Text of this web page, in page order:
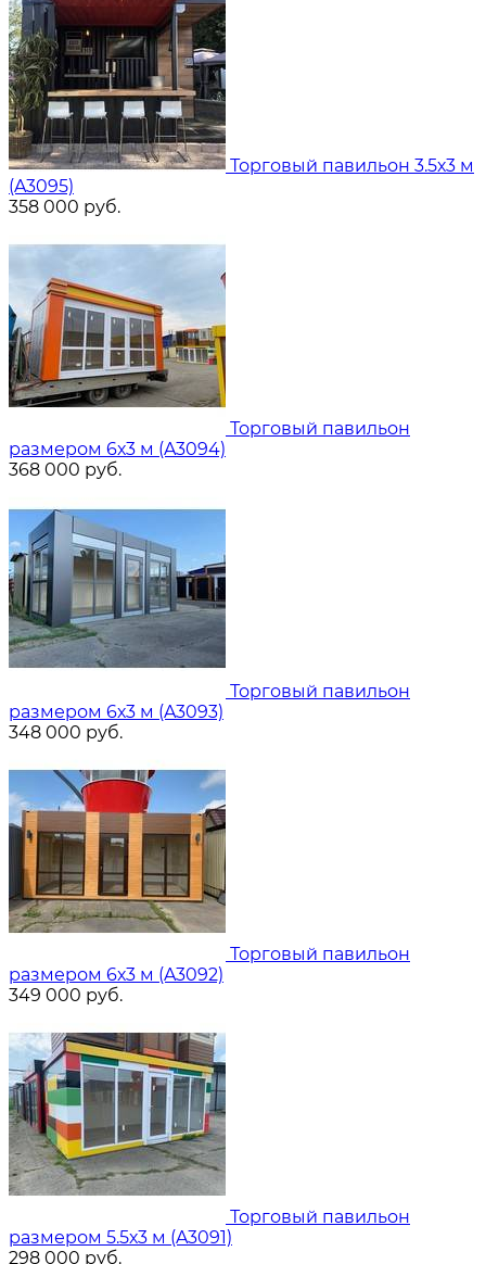
Торговый павильон 3.5х3 м
(A3095)
358 000 руб.
Торговый павильон
размером 6х3 м (A3094)
368 000 руб.
Торговый павильон
размером 6х3 м (A3093)
348 000 руб.
Торговый павильон
размером 6х3 м (A3092)
349 000 руб.
Торговый павильон
размером 5.5х3 м (A3091)
298 000 руб.